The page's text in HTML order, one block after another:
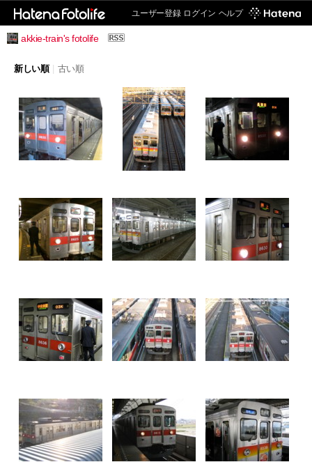
ユーザー登録 ログイン ヘルプ
akkie-train's fotolife
新しい順 古い順